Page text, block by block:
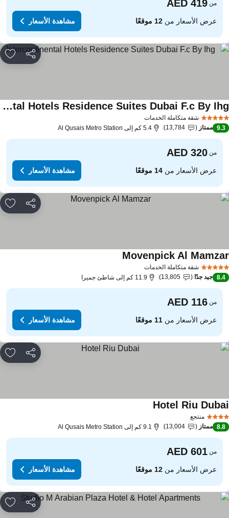
من
عرض الأسعار من12 موقعًا مشاهدة الأسعار
مشاركة
شقة متكاملة الخدمات
Intercontinental Hotels Residence Suites Dubai F.c By Ihg
9.3 ممتاز 13,784 5.4 كم إلى Al Qusais Metro Station
من
عرض الأسعار من14 موقعًا مشاهدة الأسعار
مشاركة
شقة متكاملة الخدمات
Movenpick Al
8.4 جيد جدًا 13,805 11.9 كم إلى شاطئ جميرا
من
عرض الأسعار من11 موقعًا مشاهدة الأسعار
مشاركة
منتجع
Hotel Riu
8.8 ممتاز 13,004 9.1 كم إلى Al Qusais Metro Station
من
عرض الأسعار من12 موقعًا مشاهدة الأسعار
مشاركة